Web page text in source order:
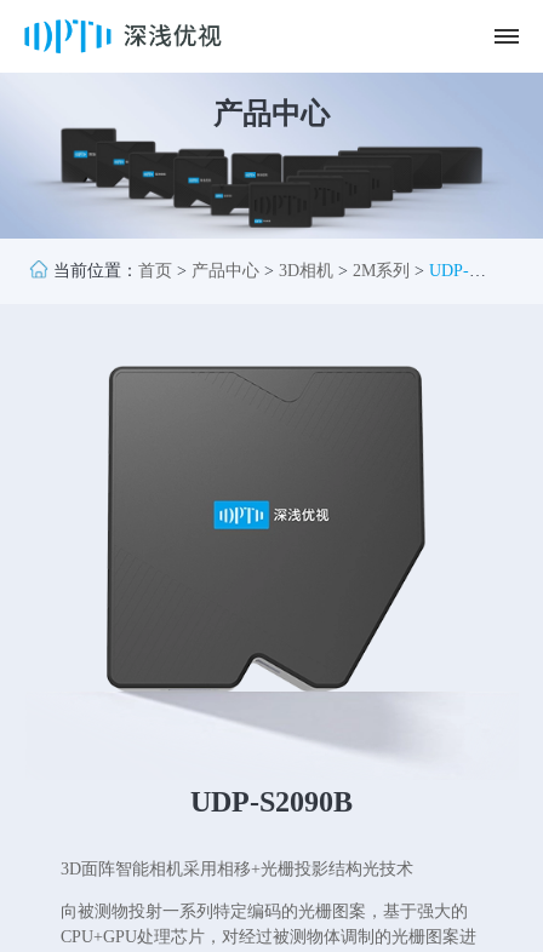
产品中心
当前位置： 首页 > 产品中心 > 3D相机 > 2M系列 > UDP-
UDP-S2090B
3D面阵智能相机采用相移+光栅投影结构光技术
向被测物投射一系列特定编码的光栅图案，基于强大的
CPU+GPU处理芯片，对经过被测物体调制的光栅图案进